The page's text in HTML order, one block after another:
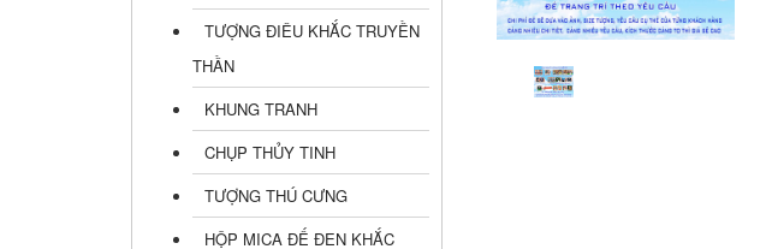
TƯỢNG ĐIÊU KHẮC TRUYỀN
THẦN
KHUNG TRANH
CHỤP THỦY TINH
TƯỢNG THÚ CƯNG
HỘP MICA ĐẾ ĐEN KHẮC